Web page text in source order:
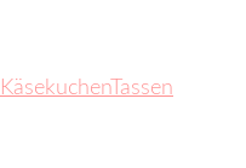
KäsekuchenTassen